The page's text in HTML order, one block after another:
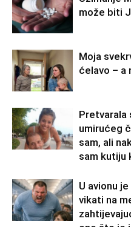
može biti
Moja
ćelavo – a
Pretvarala
umirućeg
sam, ali
sam kutiju
U avionu
vikati na